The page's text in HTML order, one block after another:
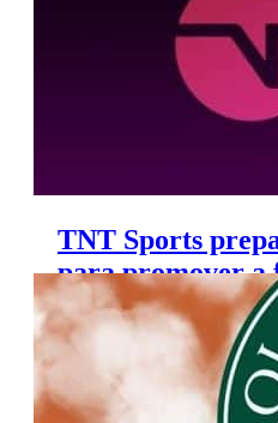
TNT Sports
para promover a
Champions